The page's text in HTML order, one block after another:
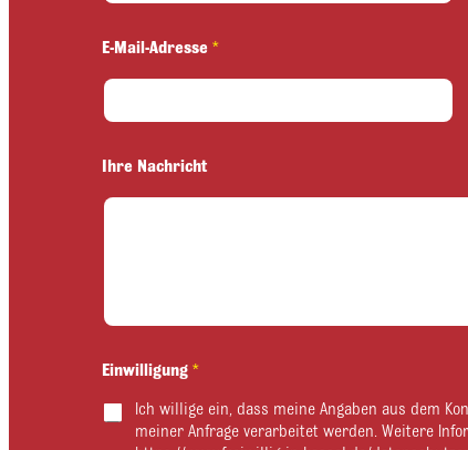
n
i
l
n
c
t
E-Mail-Adresse *
Ihre Nachricht
Einwilligung *
Ich willige ein, dass meine Angaben aus dem
meiner Anfrage verarbeitet werden. Weitere